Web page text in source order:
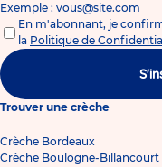
Exemple : vous@site.com
En m'abonnant, je
la Politique de
Trouver une crèche
Crèche Bordeaux
Crèche Boulogne-Billancourt